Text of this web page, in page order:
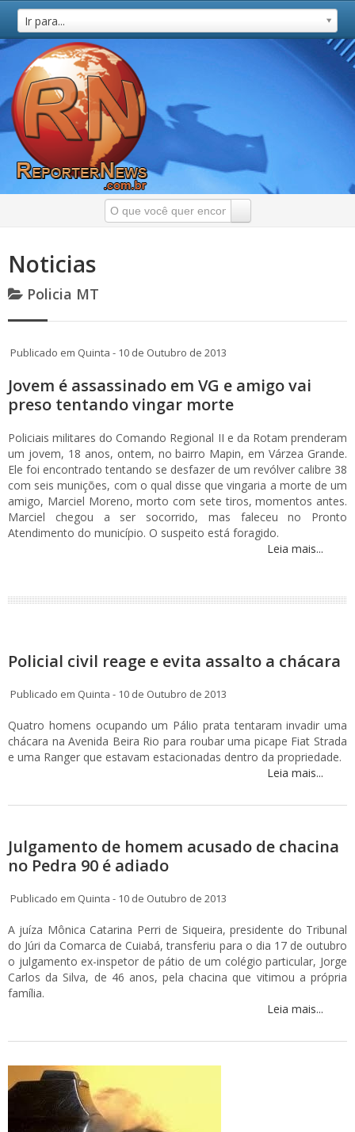
Ir para...
Noticias
Policia MT
Publicado em Quinta - 10 de Outubro de 2013
Jovem é assassinado em VG e amigo vai
preso tentando vingar morte
Policiais militares do Comando Regional II e da Rotam prenderam
um jovem, 18 anos, ontem, no bairro Mapin, em Várzea Grande.
Ele foi encontrado tentando se desfazer de um revólver calibre 38
com seis munições, com o qual disse que vingaria a morte de um
amigo, Marciel Moreno, morto com sete tiros, momentos antes.
Marciel chegou a ser socorrido, mas faleceu no Pronto
Atendimento do município. O suspeito está foragido.
Leia mais...
Policial civil reage e evita assalto a chácara
Publicado em Quinta - 10 de Outubro de 2013
Quatro homens ocupando um Pálio prata tentaram invadir uma
chácara na Avenida Beira Rio para roubar uma picape Fiat Strada
e uma Ranger que estavam estacionadas dentro da propriedade.
Leia mais...
Julgamento de homem acusado de chacina
no Pedra 90 é adiado
Publicado em Quinta - 10 de Outubro de 2013
A juíza Mônica Catarina Perri de Siqueira, presidente do Tribunal
do Júri da Comarca de Cuiabá, transferiu para o dia 17 de outubro
o julgamento ex-inspetor de pátio de um colégio particular, Jorge
Carlos da Silva, de 46 anos, pela chacina que vitimou a própria
família.
Leia mais...